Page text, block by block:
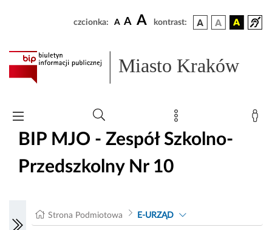
czcionka: A A A kontrast:
Miasto Kraków
BIP MJO - Zespół Szkolno-
Przedszkolny Nr 10
Strona Podmiotowa E-URZĄD